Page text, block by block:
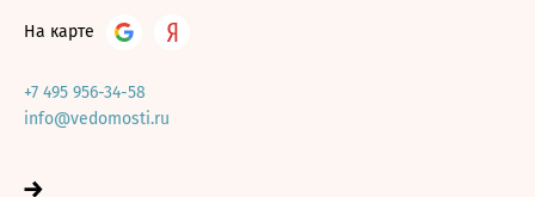
На карте
+7 495 956-34-58
info@vedomosti.ru